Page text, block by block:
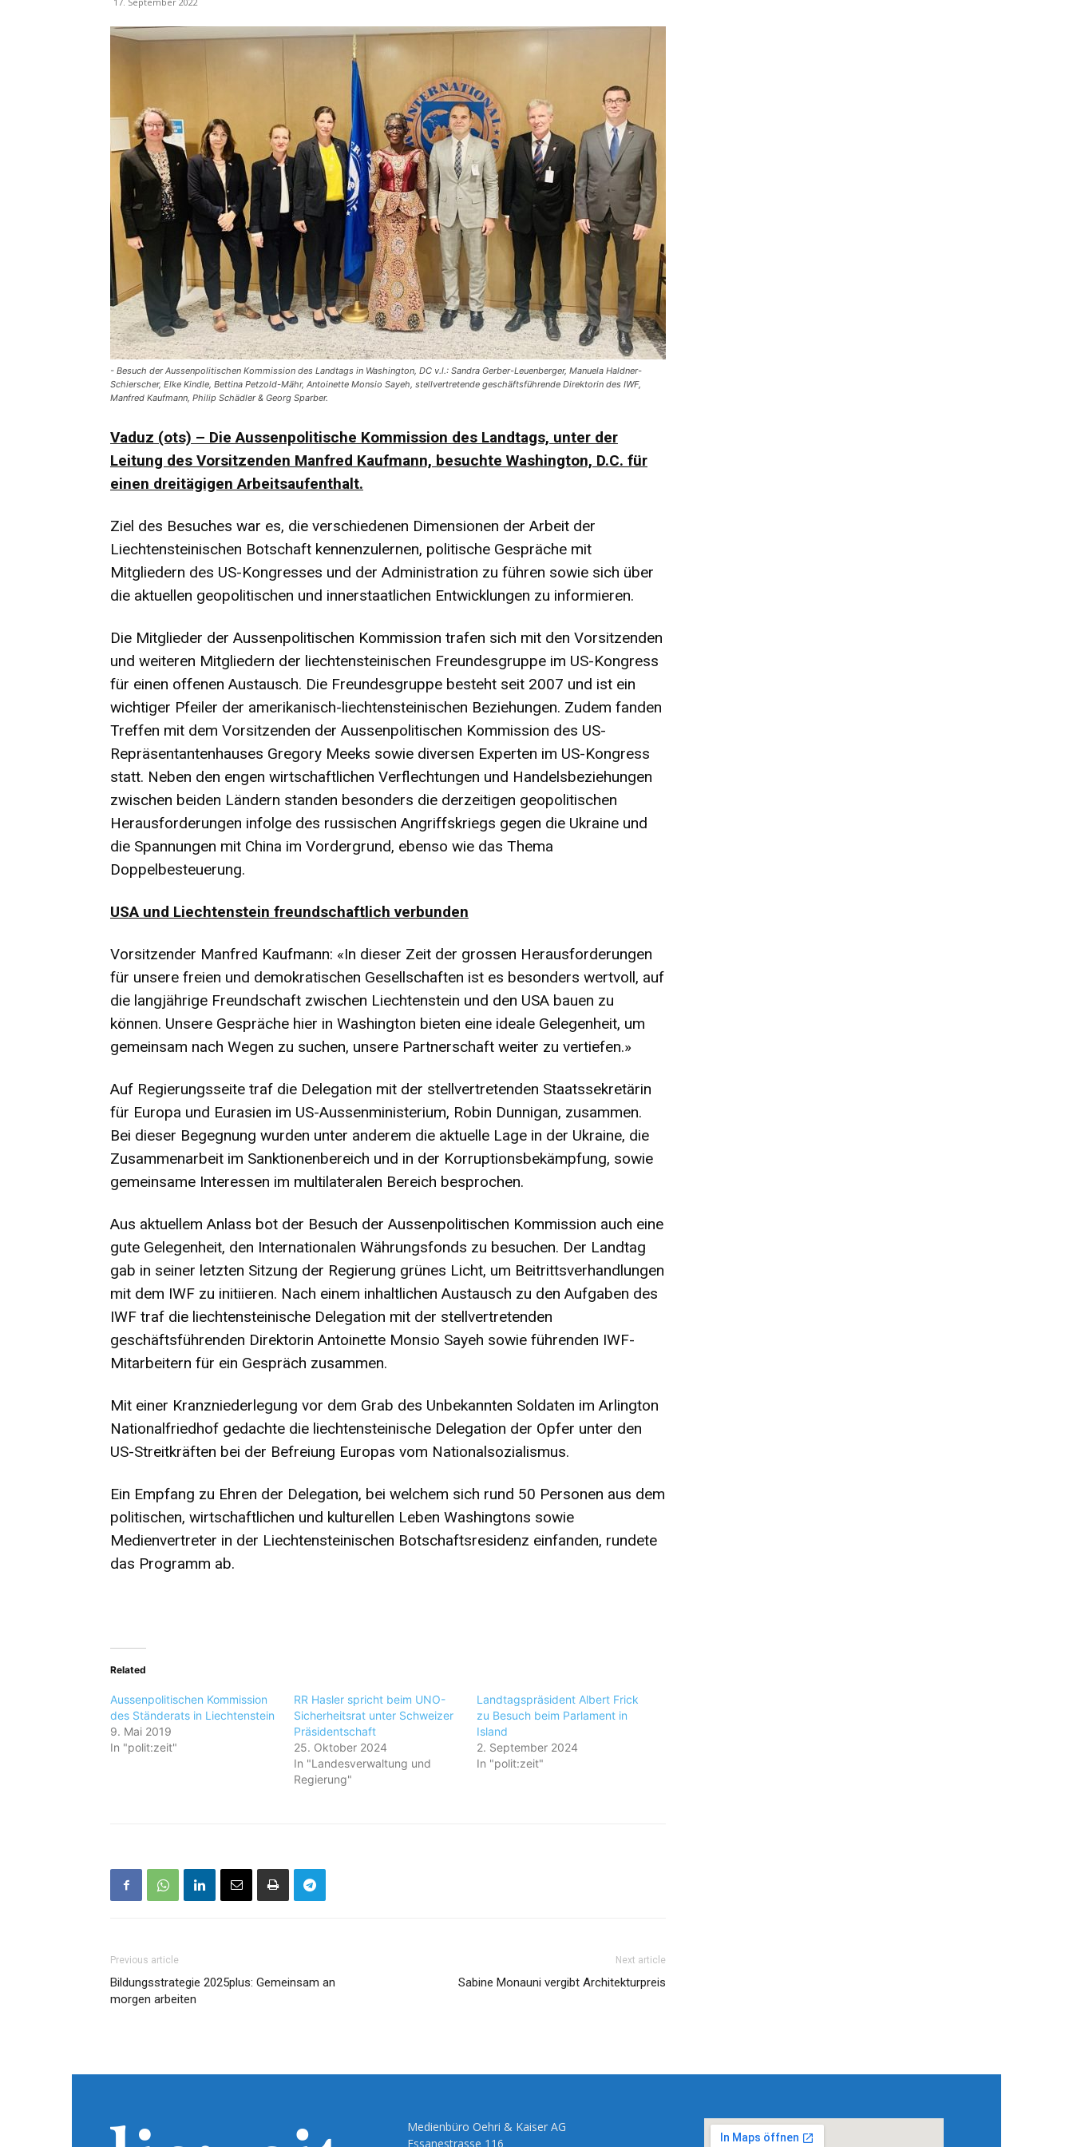
- Besuch der Aussenpolitischen Kommission des Landtags in Washington, DC v.l.: Sandra Gerber-Leuenberger, Manuela Haldner-
Schierscher, Elke Kindle, Bettina Petzold-Mähr, Antoinette Monsio Sayeh, stellvertretende geschäftsführende Direktorin des IWF,
Manfred Kaufmann, Philip Schädler & Georg Sparber.
Vaduz (ots) – Die Aussenpolitische Kommission des Landtags, unter der
Leitung des Vorsitzenden Manfred Kaufmann, besuchte Washington, D.C. für
einen dreitägigen Arbeitsaufenthalt.
Ziel des Besuches war es, die verschiedenen Dimensionen der Arbeit der
Liechtensteinischen Botschaft kennenzulernen, politische Gespräche mit
Mitgliedern des US-Kongresses und der Administration zu führen sowie sich über
die aktuellen geopolitischen und innerstaatlichen Entwicklungen zu informieren.
Die Mitglieder der Aussenpolitischen Kommission trafen sich mit den Vorsitzenden
und weiteren Mitgliedern der liechtensteinischen Freundesgruppe im US-Kongress
für einen offenen Austausch. Die Freundesgruppe besteht seit 2007 und ist ein
wichtiger Pfeiler der amerikanisch-liechtensteinischen Beziehungen. Zudem fanden
Treffen mit dem Vorsitzenden der Aussenpolitischen Kommission des US-
Repräsentantenhauses Gregory Meeks sowie diversen Experten im US-Kongress
statt. Neben den engen wirtschaftlichen Verflechtungen und Handelsbeziehungen
zwischen beiden Ländern standen besonders die derzeitigen geopolitischen
Herausforderungen infolge des russischen Angriffskriegs gegen die Ukraine und
die Spannungen mit China im Vordergrund, ebenso wie das Thema
Doppelbesteuerung.
USA und Liechtenstein freundschaftlich verbunden
Vorsitzender Manfred Kaufmann: «In dieser Zeit der grossen Herausforderungen
für unsere freien und demokratischen Gesellschaften ist es besonders wertvoll, auf
die langjährige Freundschaft zwischen Liechtenstein und den USA bauen zu
können. Unsere Gespräche hier in Washington bieten eine ideale Gelegenheit, um
gemeinsam nach Wegen zu suchen, unsere Partnerschaft weiter zu vertiefen.»
Auf Regierungsseite traf die Delegation mit der stellvertretenden Staatssekretärin
für Europa und Eurasien im US-Aussenministerium, Robin Dunnigan, zusammen.
Bei dieser Begegnung wurden unter anderem die aktuelle Lage in der Ukraine, die
Zusammenarbeit im Sanktionenbereich und in der Korruptionsbekämpfung, sowie
gemeinsame Interessen im multilateralen Bereich besprochen.
Aus aktuellem Anlass bot der Besuch der Aussenpolitischen Kommission auch eine
gute Gelegenheit, den Internationalen Währungsfonds zu besuchen. Der Landtag
gab in seiner letzten Sitzung der Regierung grünes Licht, um Beitrittsverhandlungen
mit dem IWF zu initiieren. Nach einem inhaltlichen Austausch zu den Aufgaben des
IWF traf die liechtensteinische Delegation mit der stellvertretenden
geschäftsführenden Direktorin Antoinette Monsio Sayeh sowie führenden IWF-
Mitarbeitern für ein Gespräch zusammen.
Mit einer Kranzniederlegung vor dem Grab des Unbekannten Soldaten im Arlington
Nationalfriedhof gedachte die liechtensteinische Delegation der Opfer unter den
US-Streitkräften bei der Befreiung Europas vom Nationalsozialismus.
Ein Empfang zu Ehren der Delegation, bei welchem sich rund 50 Personen aus dem
politischen, wirtschaftlichen und kulturellen Leben Washingtons sowie
Medienvertreter in der Liechtensteinischen Botschaftsresidenz einfanden, rundete
das Programm ab.
Related
Aussenpolitischen Kommission
des Ständerats in Liechtenstein
9. Mai 2019
In "polit:zeit"
RR Hasler spricht beim UNO-
Sicherheitsrat unter Schweizer
Präsidentschaft
25. Oktober 2024
In "Landesverwaltung und
Regierung"
Landtagspräsident Albert Frick
zu Besuch beim Parlament in
Island
2. September 2024
In "polit:zeit"
Previous article
Bildungsstrategie 2025plus: Gemeinsam an
morgen arbeiten
Next article
Sabine Monauni vergibt Architekturpreis
Medienbüro Oehri & Kaiser AG
Essanestrasse 116